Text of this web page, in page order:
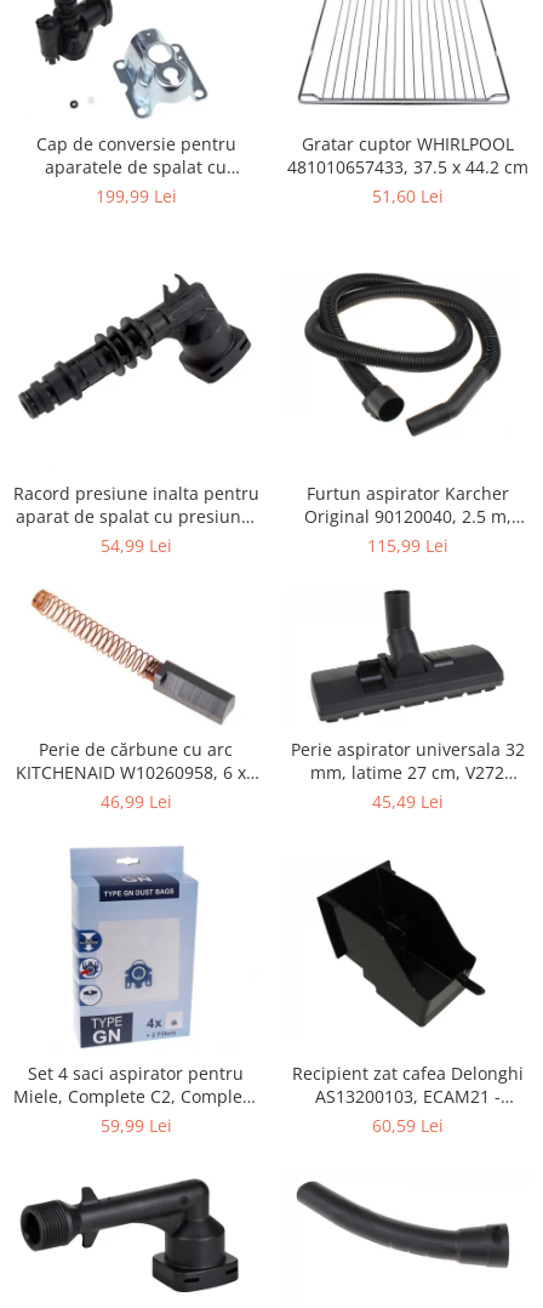
Igiena si ingrijire
Jucarii si Jocuri
Maternitate
Petshop
Accesorii animale de companie
Acvaristica
Castroane si adapatori animale
Mobila si transport animale de
Zgarzi, lese si hamuri
PC, Periferice & Software
Componente PC
Desktop PC & Monitoare
Consumabile
Periferice PC
Retelistica & Supraveghere
Telecomenzi garaj
Sport & Activitati in aer liber
Accesorii antrenament
Accesorii sportive
Articole Voiaj
Sporturi acvatice
Sporturi de interior
TV, Audio & Foto
Aparate Foto & Accesorii
Audio HI-FI & Profesionale
Camere video si sport
Drone si Accesorii
Home Cinema & Audio
Playere, Boxe & Casti
Televizoare & accesorii
Bacanie
Ambalaje cadouri
Cap de conversie pentru
aparatele de spalat cu
presiune KARCHER K
199,99 Lei
Gratar cuptor WHIRLPOOL
481010657433, 37.5 x 44.2 cm
51,60 Lei
Racord presiune inalta pentru
aparat de spalat cu presiune,
KARCHER 9.013-355.0, K4/K5
54,99 Lei
Furtun aspirator Karcher
Original 90120040, 2.5 m,
negru
115,99 Lei
Perie de cărbune cu arc
KITCHENAID W10260958, 6 x6
x 19 mm, pentru 5KSM15
46,99 Lei
Perie aspirator universala 32
mm, latime 27 cm, V272
ECONOMY
45,49 Lei
Set 4 saci aspirator pentru
Miele, Complete C2, Complete
C3, Classic C1, S8, S5, S2,
59,99 Lei
Recipient zat cafea Delonghi
AS13200103, ECAM21 -
ECAM25
60,59 Lei